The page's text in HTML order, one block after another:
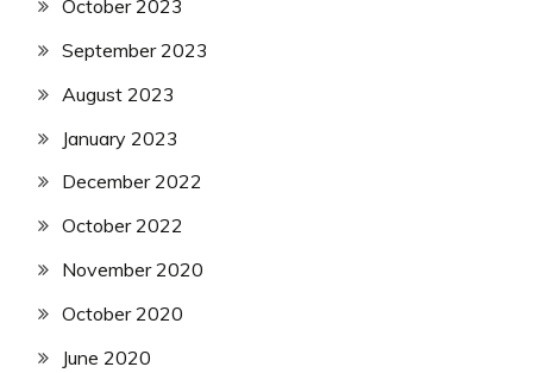
October 2023
September 2023
August 2023
January 2023
December 2022
October 2022
November 2020
October 2020
June 2020